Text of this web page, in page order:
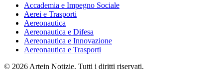
Accademia e Impegno Sociale
Aerei e Trasporti
Aereonautica
Aereonautica e Difesa
Aereonautica e Innovazione
Aereonautica e Trasporti
© 2026 Artein Notizie. Tutti i diritti riservati.